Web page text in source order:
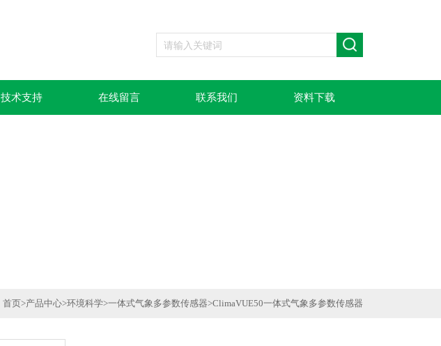
技术支持 在线留言 联系我们 资料下载
首页>产品中心>环境科学>一体式气象多参数传感器>ClimaVUE50一体式气象多参数传感器